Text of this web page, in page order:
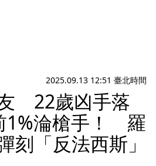
2025.09.13 12:51 臺北時間
22歲凶手落
1%淪槍手！ 羅
刻「反法西斯」